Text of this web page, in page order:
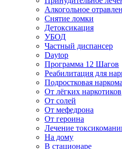
Алкогольное
Снятие ломки
Детоксикация
УБОД
Частный диспансер
Daytop
Программа 12 Шагов
Реабилитация для
Подростковая
От лёгких наркотиков
От солей
От мефедрона
От героина
Лечение
На дому
В стационаре